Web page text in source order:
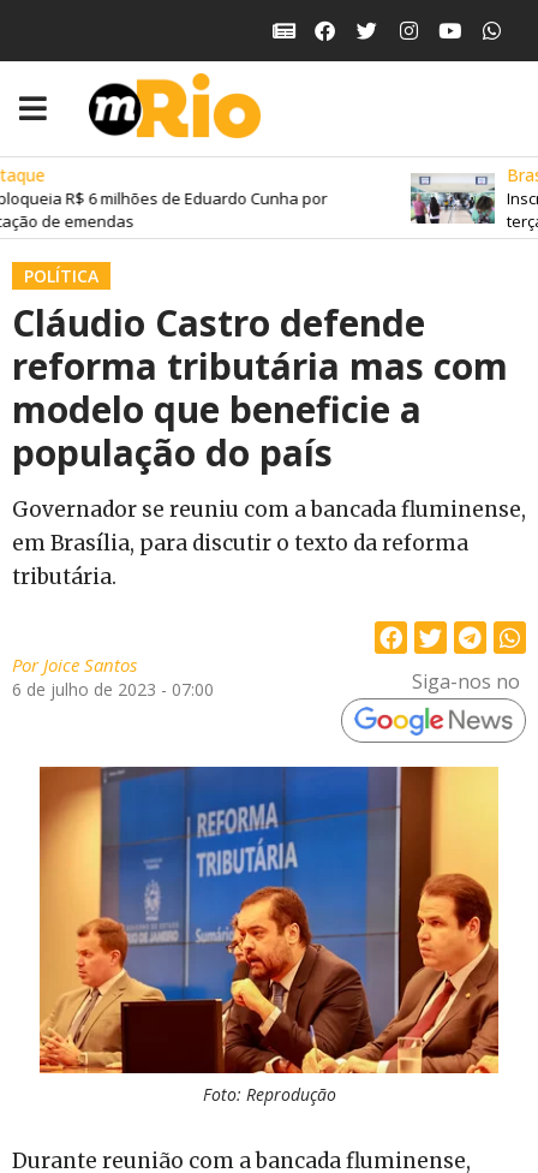
R$ 6 milhões de Eduardo Cunha por
de emendas
POLÍTICA
Cláudio Castro defende
reforma tributária mas com
modelo que beneficie a
população do país
Governador se reuniu com a bancada fluminense,
em Brasília, para discutir o texto da reforma
tributária.
PorJoice Santos
6 de julho de 2023 - 07:00 Siga-nos no
Foto: Reprodução
Durante reunião com a bancada fluminense,